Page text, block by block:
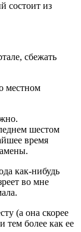
состоит из
сбежать
местном
шестом
время
как-нибудь
во мне
(а она скорее
тем более как ее